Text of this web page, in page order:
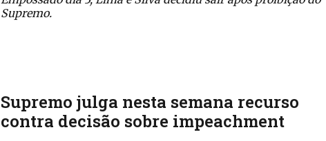
Supremo.
Supremo julga nesta semana recurso
contra decisão sobre impeachment